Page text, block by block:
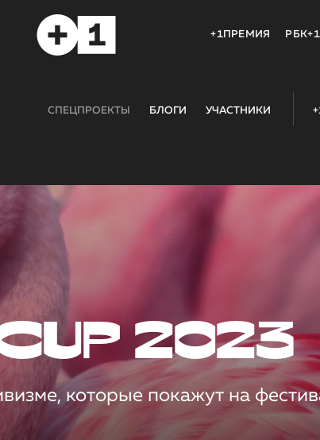
+1ПРЕМИЯ РБК+1
СПЕЦПРОЕКТЫ БЛОГИ УЧАСТНИКИ
2023
которые покажут на